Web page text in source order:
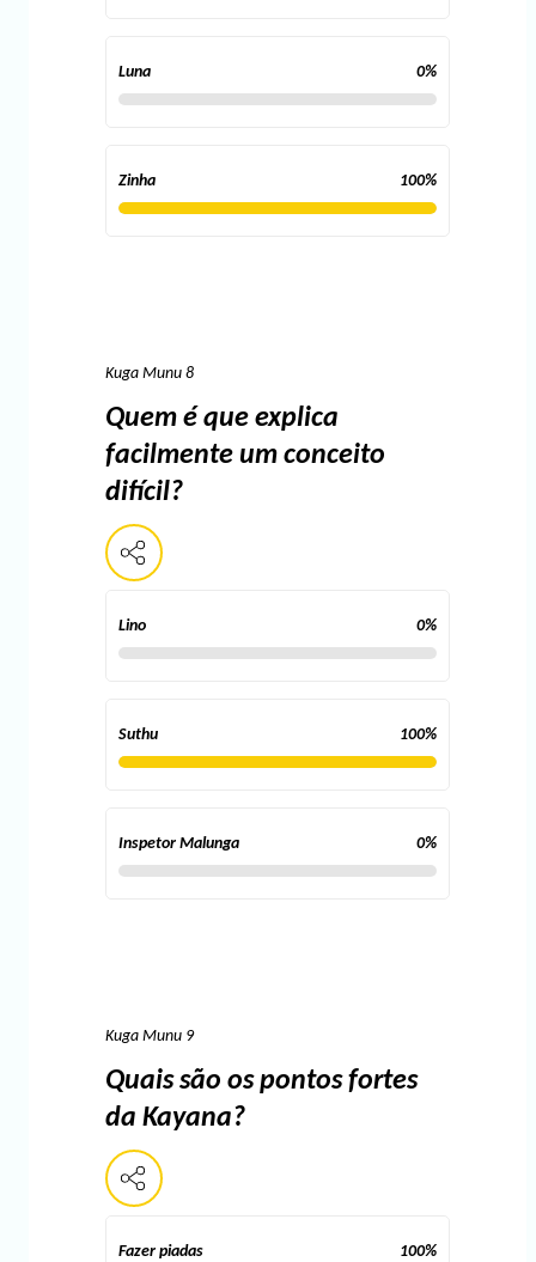
Luna 0%
Zinha 100%
Kuga Munu 8
Quem é que explica
facilmente um conceito
difícil?
Lino 0%
Suthu 100%
Inspetor Malunga 0%
Kuga Munu 9
Quais são os pontos fortes
da Kayana?
Fazer piadas 100%